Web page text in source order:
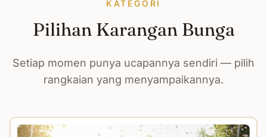
KATEGORI
Pilihan Karangan Bunga
Setiap momen punya ucapannya sendiri — pilih
rangkaian yang menyampaikannya.